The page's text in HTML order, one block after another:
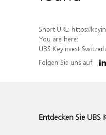
Short URL: https://keyinvest-
You are here:
UBS KeyInvest
Folgen Sie uns auf
Entdecken Sie UBS